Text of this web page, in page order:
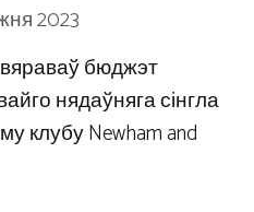
2023
бюджэт
нядаўняга сінгла
клубу Newham and